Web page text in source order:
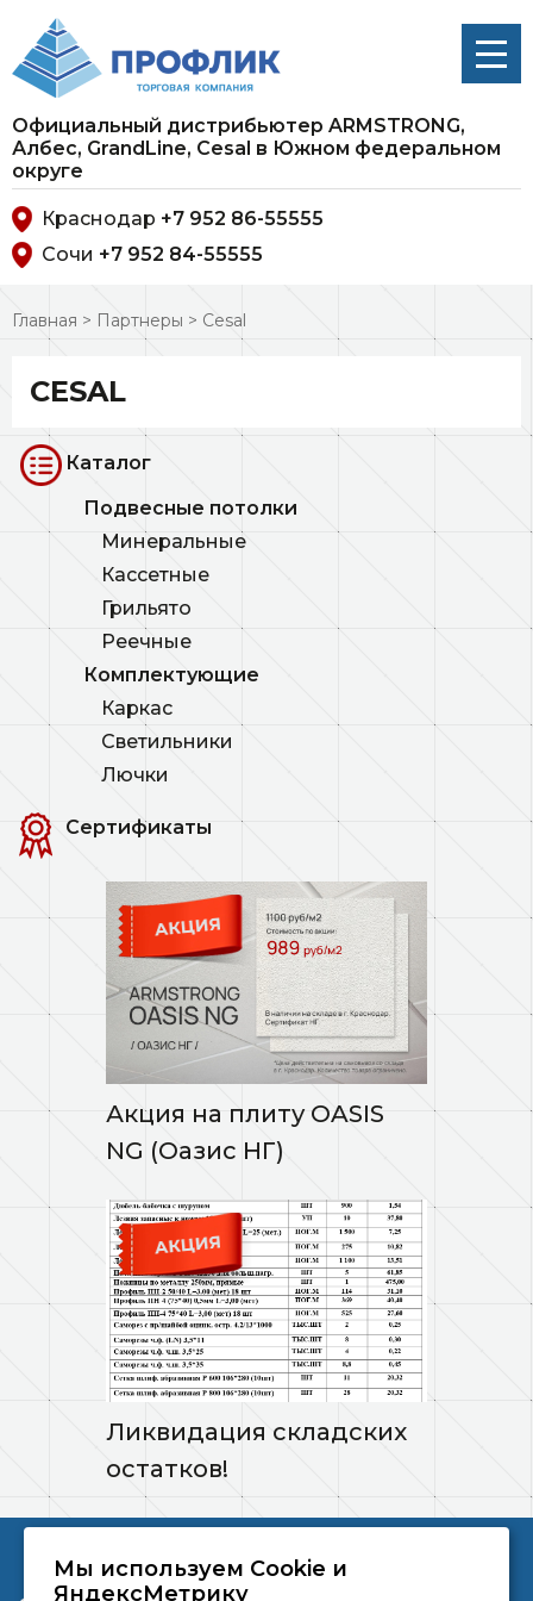
Официальный дистрибьютер ARMSTRONG,
Албес, GrandLine, Cesal в Южном федеральном
округе
Краснодар +7 952 86-55555
Сочи +7 952 84-55555
Главная > Партнеры > Cesal
Каталог
Подвесные потолки
Минеральные
Кассетные
Грильято
Реечные
Комплектующие
Каркас
Светильники
Лючки
Сертификаты
Акция на плиту OASIS
NG (Оазис НГ)
Ликвидация складских
остатков!
CESAL
ООО «ПРОФЛИК» © 2026
Мы используем Сookie и
ЯндексМетрику